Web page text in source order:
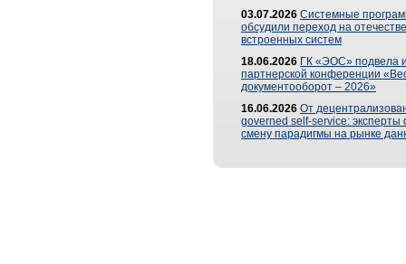
03.07.2026 Системные
обсудили переход на
встроенных систем
18.06.2026 ГК «ЭОС» подвела
партнерской конференции
документооборот – 2026»
16.06.2026 От
governed self-service: эксперты
смену парадигмы на рынке